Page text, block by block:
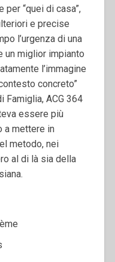
per “quei di casa”,
e precise
l’urgenza di una
un miglior impianto
l’immagine
concreto”
Famiglia, ACG 364
essere più
a mettere in
metodo, nei
al di là sia della